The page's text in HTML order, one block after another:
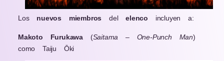
Los nuevos miembros delelenco incluyen a:
Makoto Furukawa (Saitama – One-Punch Man)
como Taiju Ōki